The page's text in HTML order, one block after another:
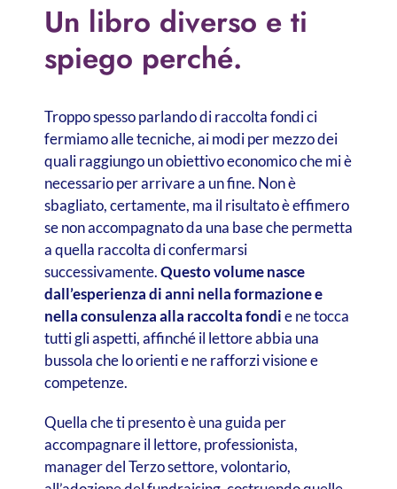
Un libro diverso e ti
spiego perché.
Troppo spesso parlando di raccolta fondi ci
fermiamo alle tecniche, ai modi per mezzo dei
quali raggiungo un obiettivo economico che mi è
necessario per arrivare a un fine. Non è
sbagliato, certamente, ma il risultato è effimero
se non accompagnato da una base che permetta
a quella raccolta di confermarsi
successivamente.Questo volume nasce
dall’esperienza di anni nella formazione e
nella consulenza alla raccolta fondie ne tocca
tutti gli aspetti, affinché il lettore abbia una
bussola che lo orienti e ne rafforzi visione e
competenze.
Quella che ti presento è una guida per
accompagnare il lettore, professionista,
manager del Terzo settore, volontario,